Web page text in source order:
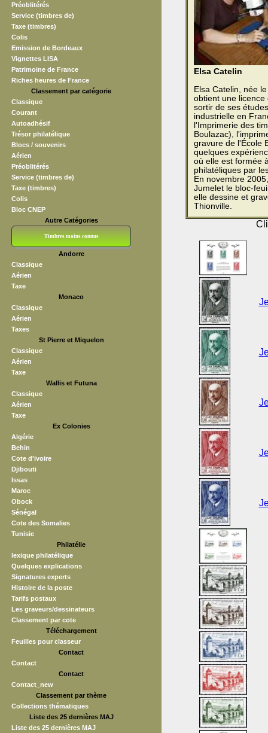
Préoblitérés
Service (timbres de)
Taxe (timbres)
Colis
Emission de Bordeaux
Vignettes LISA
Patrimoine de France
Riches heures de France
Classement par catégorie
Classique
Courant
Autoadhésif
Trésor philatélique
Blocs / souvenirs
Aérien
Préoblitérés
Service (timbres de)
Taxe (timbres)
Colis
Bloc CNEP
Autre Catégories
Timbres moins connus
Andorre
Classique
Aérien
Taxe
Monaco
Classique
Aérien
Taxes
St Pierre et Miquelon
Classique
Aérien
Taxe
Wallis et Futuna
Classique
Aérien
Taxe
Ex Colonies
Algérie
Behin
Cote d'ivoire
Djibouti
Issas
Maroc
Obock
Sénégal
Cote des Somalies
Tunisie
Philatélie
lexique philatélique
Quelques explications
Signatures experts
Histoire de la poste
Tarifs postaux
Les graveurs/dessinateurs
Classement par cote
Téléchargement
Feuilles pour classeur
Contact
Contact
Contact
Contact_new
Classement par thème
Collections thématiques
Liste des 25 dernières MAJ
Liste des 25 dernières MAJ
Elsa Catelin
Elsa Catelin, née
obtient une licence
sortir de ses
industrielle en
l'Imprimerie des
Boulazac),
gravure de l'École
quelques
où elle est formée
philatéliques par
En novembre
Jumelet le bloc-
elle dessine et
Thionville.